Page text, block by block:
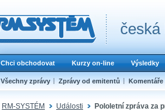
česká
Chci obchodovat Kurzy on-line Výsledky
Všechny zprávy Zprávy od emitentů Komentáře
RM-SYSTÉM Události Pololetní zpráva za